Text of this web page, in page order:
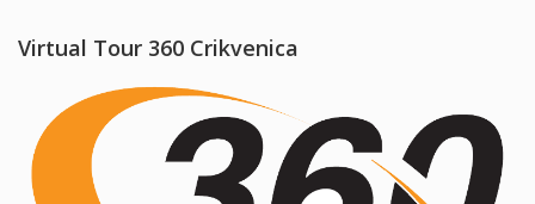
Virtual Tour 360 Crikvenica